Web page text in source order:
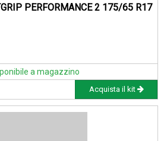
PERFORMANCE 2 175/65 R17
a magazzino
Acquista il kit